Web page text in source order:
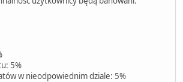
5%
w nieodpowiednim dziale: 5%